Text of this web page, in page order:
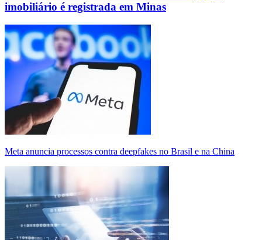
imobiliário é registrada em Minas
Meta anuncia processos contra deepfakes no Brasil e na China